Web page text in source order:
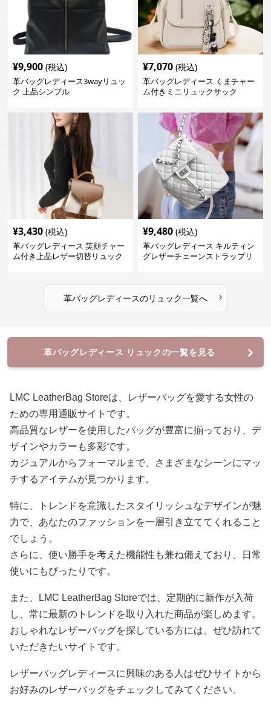
¥9,900 (税込)
革バッグレディース3wayリュッ
ク 上品シンプル
¥7,070 (税込)
革バッグレディース くまチャー
ム付きミニリュックサック
¥3,430 (税込)
革バッグレディース 笑顔チャー
ム付き上品レザー切替リュック
¥9,480 (税込)
革バッグレディース キルティン
グレザーチェーンストラップリ
革バッグレディースのリュック一覧へ ›
革バッグレディース リュックの一覧を見る
LMC LeatherBag Storeは、レザーバッグを愛する女性の
ための専用通販サイトです。
高品質なレザーを使用したバッグが豊富に揃っており、デ
ザインやカラーも多彩です。
カジュアルからフォーマルまで、さまざまなシーンにマッ
チするアイテムが見つかります。
特に、トレンドを意識したスタイリッシュなデザインが魅
力で、あなたのファッションを一層引き立ててくれること
でしょう。
さらに、使い勝手を考えた機能性も兼ね備えており、日常
使いにもぴったりです。
また、LMC LeatherBag Storeでは、定期的に新作が入荷
し、常に最新のトレンドを取り入れた商品が楽しめます。
おしゃれなレザーバッグを探している方には、ぜひ訪れて
いただきたいサイトです。
レザーバッグレディースに興味のある人はぜひサイトから
お好みのレザーバッグをチェックしてみてください。